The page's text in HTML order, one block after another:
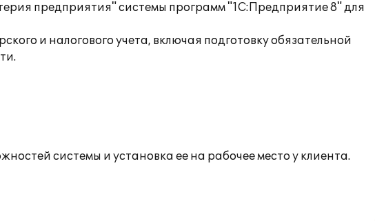
предприятия" системы программ "1С:Предприятие 8" для
и налогового учета, включая подготовку обязательной
системы и установка ее на рабочее место у клиента.